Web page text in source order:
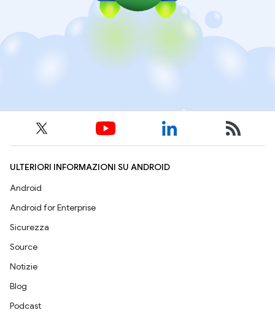
ULTERIORI INFORMAZIONI SU ANDROID
Android
Android for Enterprise
Sicurezza
Source
Notizie
Blog
Podcast